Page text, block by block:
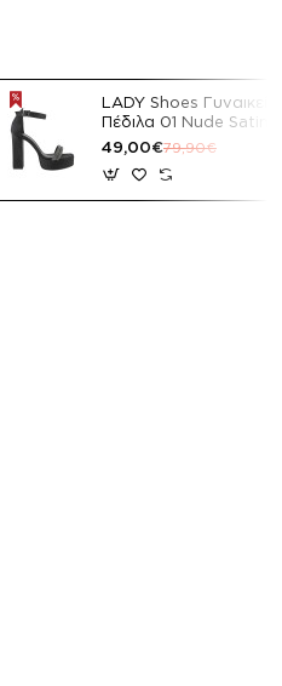
LADY Shoes Γυναικεία
Πέδιλα 01 Nude Satin
49,00€79,90€